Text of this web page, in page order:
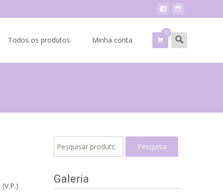
Todos os produtos Minha conta
0 Search
for:
Pesquisar
por:
Pesquisa
Galeria